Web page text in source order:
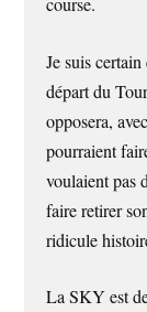
course.
Je suis
départ du
opposera,
pourraient
voulaient pas
faire retirer
ridicule
La SKY est